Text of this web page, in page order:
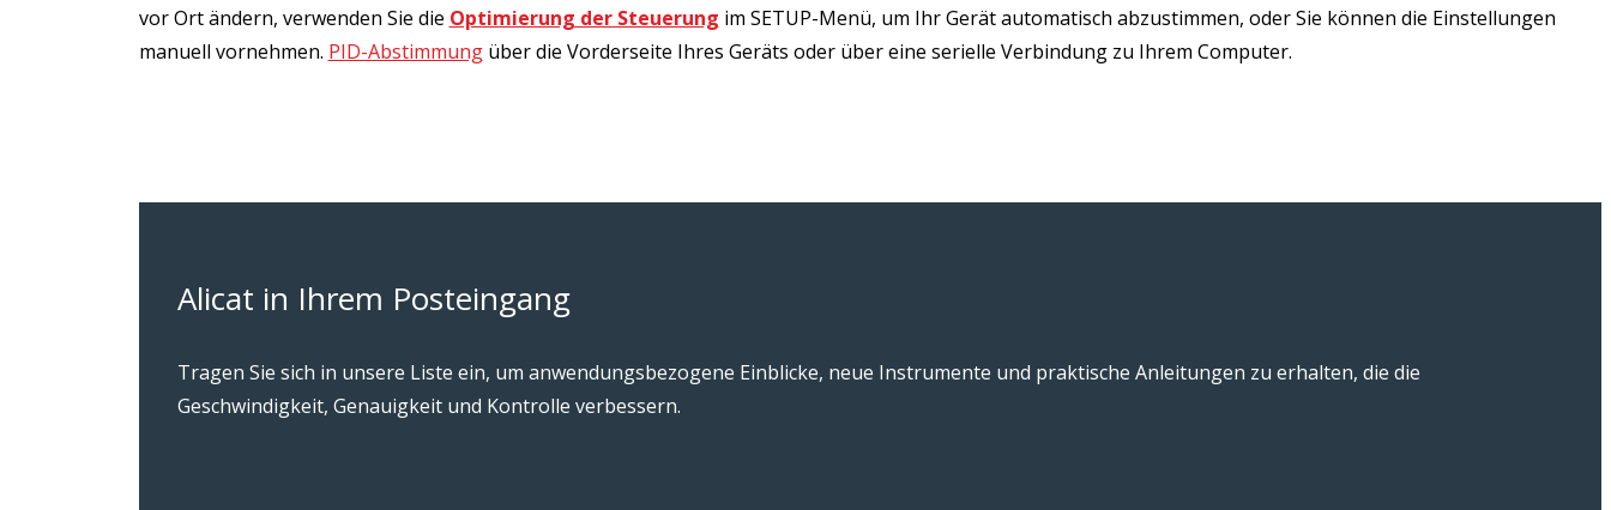
vor Ort ändern, verwenden Sie die Optimierung der Steuerung im SETUP-Menü, um Ihr Gerät automatisch abzustimmen, oder Sie können die Einstellungen
manuell vornehmen. PID-Abstimmungüber die Vorderseite Ihres Geräts oder über eine serielle Verbindung zu Ihrem Computer.
Alicat in Ihrem Posteingang
Tragen Sie sich in unsere Liste ein, um anwendungsbezogene Einblicke, neue Instrumente und praktische Anleitungen zu erhalten, die die
Geschwindigkeit, Genauigkeit und Kontrolle verbessern.